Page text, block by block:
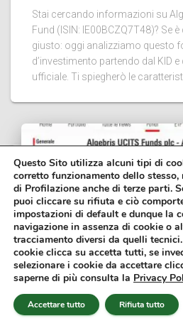
Stai cercando informazioni su
Fund (ISIN: IE00BCZQ7T48)? Se
giusto: oggi analizziamo questo
d’investimento partendo dal KID
ufficiale. Ti spiegherò le
FONDI COMUNI DI INVESTIMENTO
Questo Sito utilizza alcuni tipi di
corretto funzionamento dello
di Profilazione anche di terze parti.
puoi cliccare su rifiuta e ciò
impostazioni di default e dunque la
navigazione in assenza di cookie o
tracciamento diversi da quelli
cookie clicca su accetta tutti, se
selezionare i cookie da accettare
saperne di più consulta la Privacy
Accettare tutto Rifiuta tutto